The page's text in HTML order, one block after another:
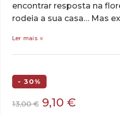
encontrar resposta na
rodeia a sua casa… Mas
Ler mais
- 30%
13,00€ O
9,10 €